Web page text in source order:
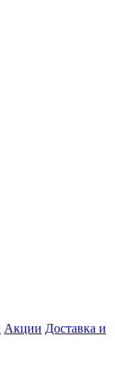
Акции Доставка и